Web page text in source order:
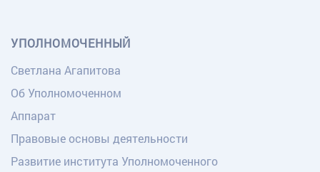
УПОЛНОМОЧЕННЫЙ
Светлана Агапитова
Об Уполномоченном
Аппарат
Правовые основы деятельности
Развитие института Уполномоченного